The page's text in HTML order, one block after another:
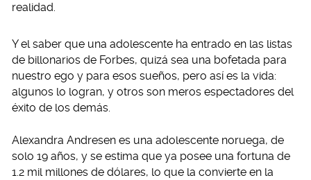
realidad.
Y el saber que una adolescente ha entrado en las listas
de billonarios de Forbes, quizá sea una bofetada para
nuestro ego y para esos sueños, pero así es la vida:
algunos lo logran, y otros son meros espectadores del
éxito de los demás.
Alexandra Andresen es una adolescente noruega, de
solo 19 años, y se estima que ya posee una fortuna de
1.2 mil millones de dólares, lo que la convierte en la